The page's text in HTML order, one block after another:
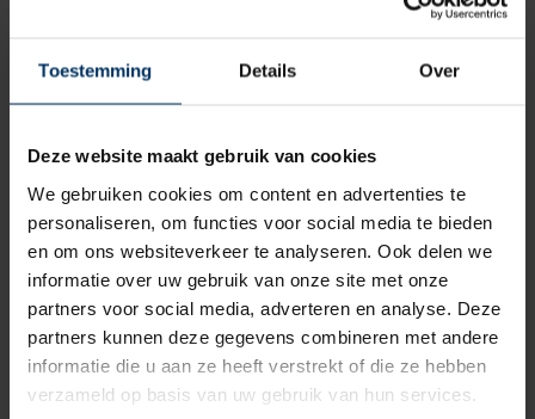
Toestemming Details Over
Deze website maakt gebruik van cookies
We gebruiken cookies om content en advertenties te
personaliseren, om functies voor social media te bieden
en om ons websiteverkeer te analyseren. Ook delen we
informatie over uw gebruik van onze site met onze
partners voor social media, adverteren en analyse. Deze
partners kunnen deze gegevens combineren met andere
informatie die u aan ze heeft verstrekt of die ze hebben
verzameld op basis van uw gebruik van hun services.
Nylon kikker 220 mm
Merk: Allpa